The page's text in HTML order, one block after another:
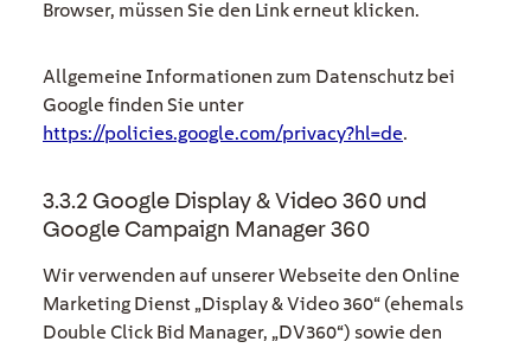
Browser, müssen Sie den Link erneut klicken.
Allgemeine Informationen zum Datenschutz bei
Google finden Sie unter
https://policies.google.com/privacy?hl=de.
3.3.2 Google Display & Video 360 und
Google Campaign Manager 360
Wir verwenden auf unserer Webseite den Online
Marketing Dienst „Display & Video 360“ (ehemals
Double Click Bid Manager, „DV360“) sowie den